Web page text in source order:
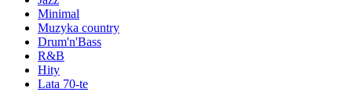
Minimal
Muzyka country
Drum'n'Bass
R&B
Hity
Lata 70-te